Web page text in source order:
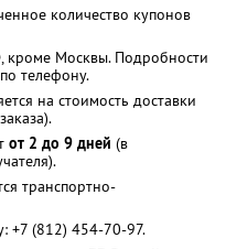
количество купонов
кроме Москвы. Подробности
телефону.
на стоимость доставки
от 2 до 9 дней (в
транспортно-
+7 (812) 454-70-97.